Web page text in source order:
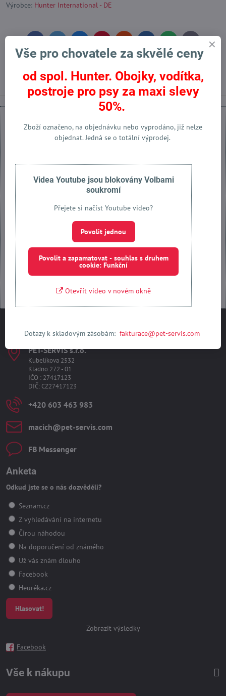
Výrobce: Hunter International - DE
mail
Předchozí produkt Následující produkt
Přejete si načíst externí obsah?
Povolit a zapamatovat - souhlas s druhem cookie: Funkční
Otevřít obsah v novém okně
Kontakty
PET-SERVIS s​.r​.o​.
Kubelíkova 2532
Kladno 272 - 01
IČO : 27417123
DIČ: CZ27417123
+420 603 463 983
macich​@pet-servis​.com
FB Messenger
Anketa
Odkud jste se o nás dozvěděli?
Seznam.cz
Z vyhledávání na internetu
Čirou náhodou
Na doporučení od známého
Už vás znám dlouho
Facebook
Heuréka.cz
Hlasovat!
Zobrazit výsledky
Facebook
Vše k nákupu
Vše pro chovatele za skvělé ceny
od spol. Hunter. Obojky, vodítka,
postroje pro psy za maxi slevy
50%.
Zboží označeno, na objednávku nebo vyprodáno, již nelze
objednat. Jedná se o totální výprodej.
Videa Youtube jsou blokovány Volbami
soukromí
Přejete si načíst Youtube video?
Povolit jednou
Povolit a zapamatovat - souhlas s druhem
cookie: Funkční
Otevřít video v novém okně
Dotazy k skladovým zásobám:fakturace@pet-servis.com